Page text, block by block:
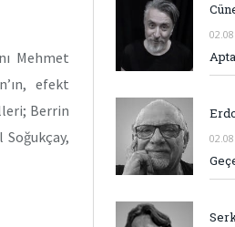
Mehmet
efekt
Berrin
Soğukçay,